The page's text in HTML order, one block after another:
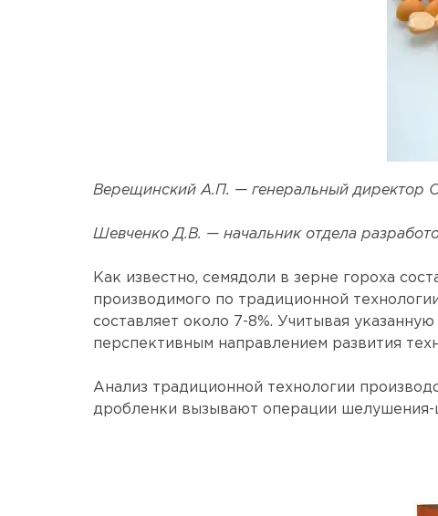
Верещинский А.П. — генеральный директор
Шевченко Д.В. — начальник отдела
Как известно, семядоли в зерне гороха
производимого по традиционной
составляет около 7-8%. Учитывая
перспективным направлением развития
Анализ традиционной технологии
дробленки вызывают операции